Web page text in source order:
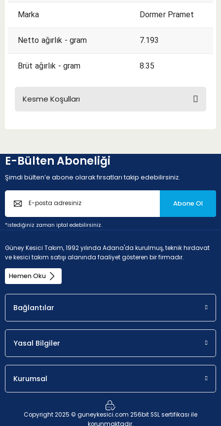
Marka Dormer Pramet
Netto ağırlık - gram 7.193
Brüt ağırlık - gram 8.35
Kesme Koşulları
45HRC)
Uygunluk
Uygunluk
E-Bülten Aboneliği
Şimdi bülten’e abone olarak fırsatları takip edebilirsiniz.
Abone Ol
*istediğiniz zaman iptal edebilirsiniz.
Güney Kesici Takım, 1992 yılında Adana'da kurulmuş, teknik hırdavat
ve kesici takım satışı alanında faaliyet gösteren bir firmadır.
Hemen Oku
Bağlantılar
Yasal Bilgiler
Kurumsal
Copyright 2025 © guneykesici.com 256bit SSL sertifikası ile
korunmaktadır.